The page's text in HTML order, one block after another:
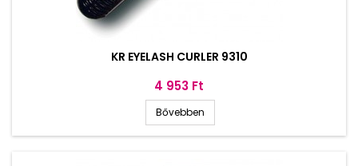
KR EYELASH CURLER 9310
Ár
4 953 Ft
Bővebben